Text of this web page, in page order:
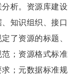
析。资源库建设
知识组织、接口
了资源的标题、
；资源格式标准
；元数据标准规